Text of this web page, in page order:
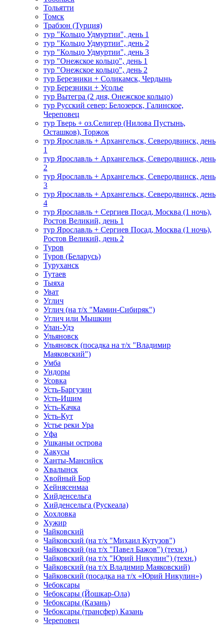
Тольятти
Томск
Трабзон (Турция)
тур "Кольцо Удмуртии", день 1
тур "Кольцо Удмуртии", день 2
тур "Кольцо Удмуртии", день 3
тур "Онежское кольцо", день 1
тур "Онежское кольцо", день 2
тур Березники + Соликамск, Чердынь
тур Березники + Усолье
тур Вытегра (2 дня, Онежское кольцо)
тур Русский север: Белозерск, Галинское,
Череповец
тур Тверь + оз.Селигер (Нилова Пустынь,
Осташков), Торжок
тур Ярославль + Архангельск, Северодвинск, день
1
тур Ярославль + Архангельск, Северодвинск, день
2
тур Ярославль + Архангельск, Северодвинск, день
3
тур Ярославль + Архангельск, Северодвинск, день
4
тур Ярославль + Сергиев Посад, Москва (1 ночь),
Ростов Великий, день 1
тур Ярославль + Сергиев Посад, Москва (1 ночь),
Ростов Великий, день 2
Туров
Туров (Беларусь)
Туруханск
Тутаев
Тыяха
Уват
Углич
Углич (на т/х "Мамин-Сибиряк")
Углич или Мышкин
Улан-Удэ
Ульяновск
Ульяновск (посадка на т/х "Владимир
Маяковский")
Умба
Ундоры
Усовка
Усть-Баргузин
Усть-Ишим
Усть-Качка
Усть-Кут
Устье реки Ура
Уфа
Ушканьи острова
Хакусы
Ханты-Мансийск
Хвалынск
Хвойный Бор
Хейнясенмаа
Хийденсельга
Хийденсельга (Рускеала)
Хохловка
Хужир
Чайковский
Чайковский (на т/х "Михаил Кутузов")
Чайковский (на т/х "Павел Бажов") (техн.)
Чайковский (на т/х "Юрий Никулин") (техн.)
Чайковский (на т/х Владимир Маяковский)
Чайковский (посадка на т/х «Юрий Никулин»)
Чебоксары
Чебоксары (Йошкар-Ола)
Чебоксары (Казань)
Чебоксары (трансфер) Казань
Череповец